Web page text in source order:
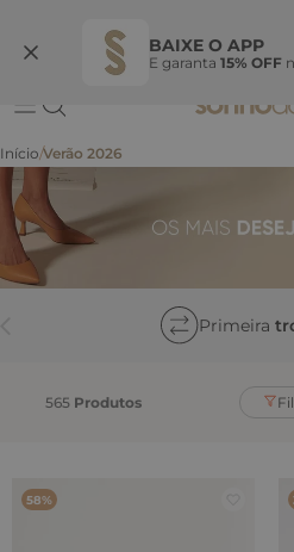
BAIXE O APP
E garanta 15% OFF
Ganhe 10% OFF na coleção
Verão 2026
Primeira
565 Produtos
58%